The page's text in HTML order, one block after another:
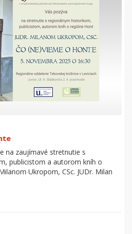
na zaujímavé stretnutie s
publicistom a autorom kníh o
Ukropom, CSc. JUDr. Milan